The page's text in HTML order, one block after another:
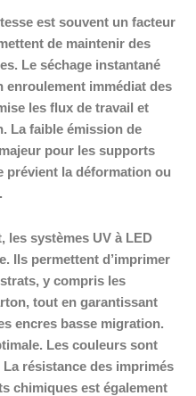
est souvent un facteur
de maintenir des
Le séchage instantané
enroulement immédiat des
les flux de travail et
La faible émission de
pour les supports
prévient la déformation ou
les systèmes UV à LED
Ils permettent d’imprimer
y compris les
tout en garantissant
encres basse migration.
Les couleurs sont
résistance des imprimés
chimiques est également